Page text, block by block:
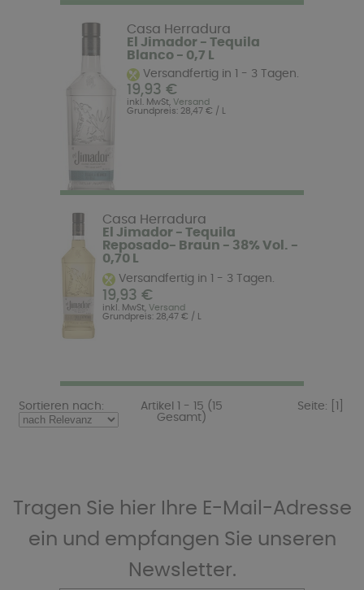
Casa Herradura
El Jimador - Tequila
Blanco - 0,7 L
Versandfertig in 1 - 3 Tagen.
19,93 €
inkl. MwSt, Versand
Grundpreis: 28,47 € / L
Casa Herradura
El Jimador - Tequila
Reposado- Braun - 38% Vol. -
0,70 L
Versandfertig in 1 - 3 Tagen.
19,93 €
inkl. MwSt,Versand
Grundpreis: 28,47 € / L
Sortieren nach:
Artikel 1 - 15 (15
Gesamt)
Seite: [1]
Tragen Sie hier Ihre E-Mail-Adresse
ein und empfangen Sie unseren
Newsletter.